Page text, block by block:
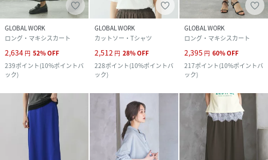
GLOBAL WORK
ロング・マキシスカート
2,634 円 52%OFF
239ポイント(10%ポイントバ
ック)
GLOBAL WORK
カットソー・Tシャツ
2,512 円 28%OFF
228ポイント(10%ポイントバ
ック)
GLOBAL WORK
ロング・マキシスカート
2,395 円 60%OFF
217ポイント(10%ポイントバ
ック)